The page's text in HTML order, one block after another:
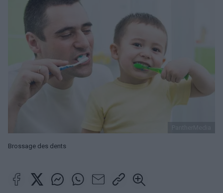
Brossage des dents